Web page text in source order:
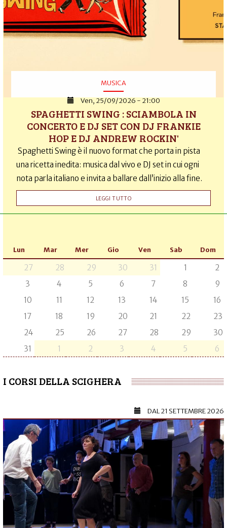
MUSICA
Ven, 25/09/2026 - 21:00
SPAGHETTI SWING : SCIAMBOLA IN
CONCERTO E DJ SET CON DJ FRANKIE
HOP E DJ ANDREW ROCKIN'
Spaghetti Swing è il nuovo format che porta in pista
una ricetta inedita: musica dal vivo e DJ set in cui ogni
nota parla italiano e invita a ballare dall’inizio alla fine.
LEGGI TUTTO
Lun Mar Mer Gio Ven Sab Dom
27 28 29 30 31 1
2
3
4 5 6 7 8
9
10
11 12 13 14 15
16
17
18 19 20 21 22
23
24
25 26 27 28 29
30
31
1 2 3 4 5 6
I CORSI DELLA SCIGHERA
DAL21 SETTEMBRE 2026